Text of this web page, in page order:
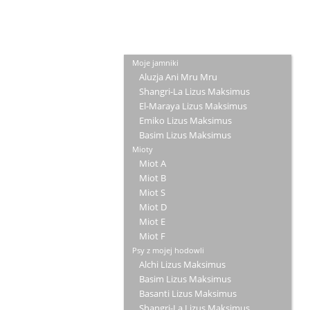
Moje jamniki
Aluzja Ani Mru Mru
Shangri-La Lizus Maksimus
El-Maraya Lizus Maksimus
Emiko Lizus Maksimus
Basim Lizus Maksimus
Mioty
Miot A
Miot B
Miot S
Miot D
Miot E
Miot F
Psy z mojej hodowli
Alchi Lizus Maksimus
Basim Lizus Maksimus
Basanti Lizus Maksimus